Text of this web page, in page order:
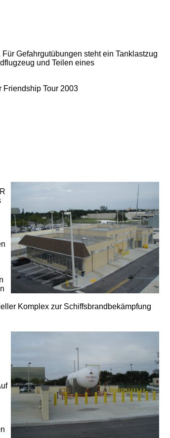
Gefahrgutübungen steht ein Tanklastzug
und Teilen eines
Friendship Tour 2003
Komplex zur Schiffsbrandbekämpfung